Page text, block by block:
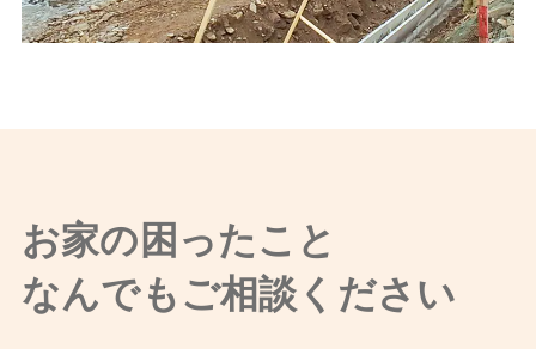
お家の困ったこと
なんでもご相談ください